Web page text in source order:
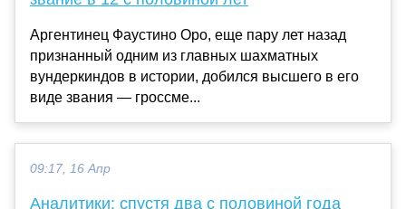
Аргентинец Фаустино Оро, еще пару лет назад
признанный одним из главных шахматных
вундеркиндов в истории, добился высшего в его
виде звания — гроссме...
09:17, 16 Апр
Аналитики: спустя два с половиной года